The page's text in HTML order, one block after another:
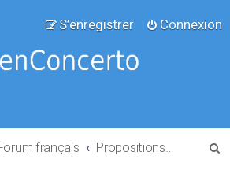
Connexion
S’enregistrer
français